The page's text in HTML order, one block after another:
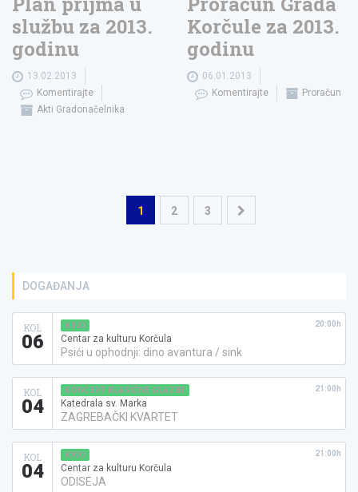
službu za 2013.
godinu
13.02.2013
Komentirajte
Akti Gradonačelnika
Korčule za 2013.
godinu
06.01.2013
Komentirajte
Proračun
1 2 3
DOGAĐANJA
KOL
06
KINO
Centar za kulturu Korčula
Psići u ophodnji: dino avantura / sink
20:00h
KOL
04
KONCERT KLASIČNE GLAZBE
Katedrala sv. Marka
ZAGREBAČKI KVARTET
21:00h
KOL
04
KINO
Centar za kulturu Korčula
ODISEJA
21:00h